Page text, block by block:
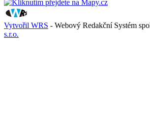
Vytvořil WRS - Webový Redakční Systém
s.r.o.